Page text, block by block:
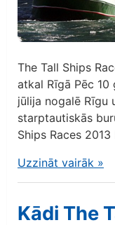
The Tall Ships
atkal Rīgā Pēc 10
jūlija nogalē Rīgu
starptautiskās
Ships Races
Uzzināt vairāk »
Kādi The